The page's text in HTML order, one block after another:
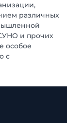
различных
и прочих
особое
с